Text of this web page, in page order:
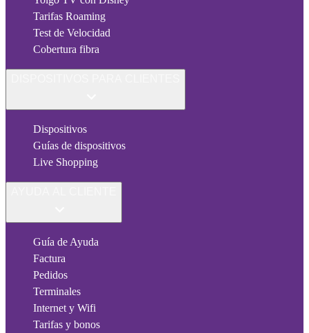
Tarifas Roaming
Test de Velocidad
Cobertura fibra
Dispositivos
Guías de dispositivos
Live Shopping
Guía de Ayuda
Factura
Pedidos
Terminales
Internet y Wifi
Tarifas y bonos